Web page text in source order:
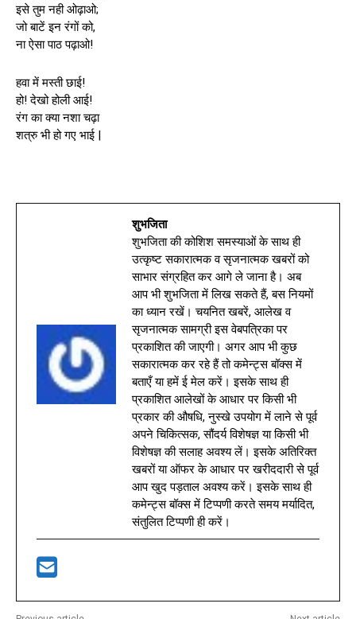
इसे तुम नही ओढ़ाओ;
जो बाटें इन रंगों को,
ना ऐसा पाठ पढ़ाओ!
हवा में मस्ती छाई!
हो! देखो होली आई!
रंग का क्या नशा चढ़ा
शत्रु भी हो गए भाई |
शुभजिता
शुभजिता की कोशिश समस्याओं के साथ ही
उत्कृष्ट सकारात्मक व सृजनात्मक खबरों को
साभार संग्रहित कर आगे ले जाना है। अब
आप भी शुभजिता में लिख सकते हैं, बस नियमों
का ध्यान रखें। चयनित खबरें, आलेख व
सृजनात्मक सामग्री इस वेबपत्रिका पर
प्रकाशित की जाएगी। अगर आप भी कुछ
सकारात्मक कर रहे हैं तो कमेन्ट्स बॉक्स में
बताएँ या हमें ई मेल करें। इसके साथ ही
प्रकाशित आलेखों के आधार पर किसी भी
प्रकार की औषधि, नुस्खे उपयोग में लाने से पूर्व
अपने चिकित्सक, सौंदर्य विशेषज्ञ या किसी भी
विशेषज्ञ की सलाह अवश्य लें। इसके अतिरिक्त
खबरों या ऑफर के आधार पर खरीददारी से पूर्व
आप खुद पड़ताल अवश्य करें। इसके साथ ही
कमेन्ट्स बॉक्स में टिप्पणी करते समय मर्यादित,
संतुलित टिप्पणी ही करें।